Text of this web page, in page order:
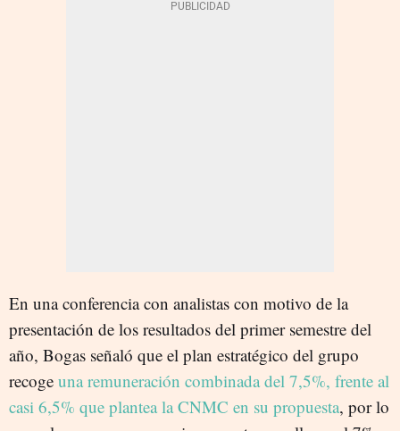
En una conferencia con analistas con motivo de la
presentación de los resultados del primer semestre del
año, Bogas señaló que el plan estratégico del grupo
recoge una remuneración combinada del 7,5%, frente al
casi 6,5% que plantea la CNMC en su propuesta, por lo